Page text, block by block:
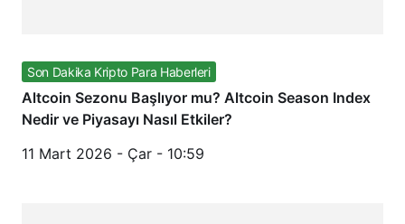
Son Dakika Kripto Para Haberleri
Altcoin Sezonu Başlıyor mu? Altcoin Season Index
Nedir ve Piyasayı Nasıl Etkiler?
11 Mart 2026 - Çar - 10:59